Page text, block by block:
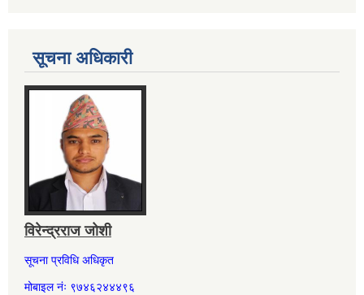
सूचना अधिकारी
विरेन्द्रराज जोशी
सूचना प्रविधि अधिकृत
मोबाइल नंः ९७४६२४४४९६